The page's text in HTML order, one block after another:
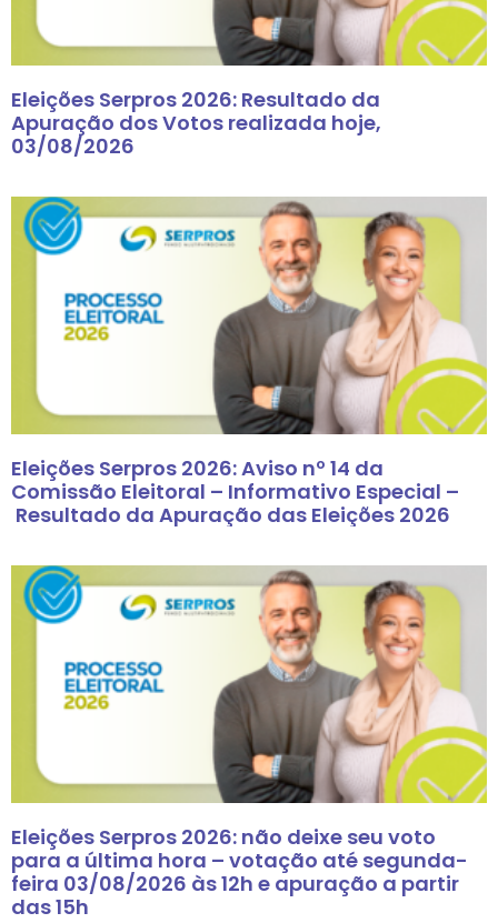
Eleições Serpros 2026: Resultado da
Apuração dos Votos realizada hoje,
03/08/2026
Eleições Serpros 2026: Aviso nº 14 da
Comissão Eleitoral – Informativo Especial –
Resultado da Apuração das Eleições 2026
Eleições Serpros 2026: não deixe seu voto
para a última hora – votação até segunda-
feira 03/08/2026 às 12h e apuração a partir
das 15h